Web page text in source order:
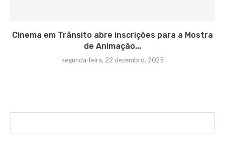
Cinema em Trânsito abre inscrições para a Mostra
de Animação...
segunda-feira, 22 dezembro, 2025